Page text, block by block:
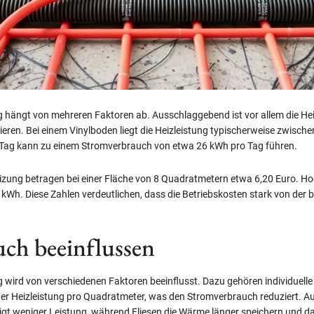
von mehreren Faktoren ab. Ausschlaggebend ist vor allem die
Bei einem Vinylboden liegt die Heizleistung typischerweise
kann zu einem Stromverbrauch von etwa 26 kWh pro Tag führen.
betragen bei einer Fläche von 8 Quadratmetern etwa 6,20 Euro.
Diese Zahlen verdeutlichen, dass die Betriebskosten stark von der
beeinflussen
von verschiedenen Faktoren beeinflusst. Dazu gehören
Heizleistung pro Quadratmeter, was den Stromverbrauch reduziert.
weniger Leistung, während Fliesen die Wärme länger speichern und